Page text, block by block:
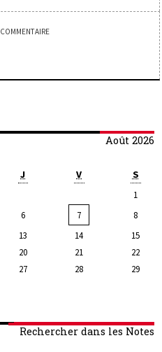
Août 2026
J V S
1
6 7
8
13 14
15
20 21
22
27 28
29
Rechercher dans les Notes
COMMENTAIRE